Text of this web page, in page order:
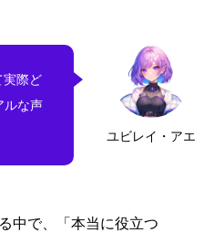
ユビレイ・アエ
実際ど
ルな声
中で、「本当に役立つ